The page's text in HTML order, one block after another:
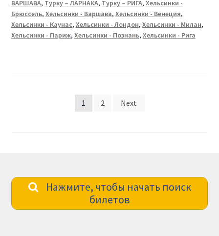
ВАРШАВА, Турку – ЛАРНАКА, Турку – РИГА, Хельсинки -
Брюссель, Хельсинки - Варшава, Хельсинки - Венеция,
Хельсинки - Каунас, Хельсинки - Лондон, Хельсинки - Милан,
Хельсинки - Париж, Хельсинки - Познань, Хельсинки - Рига
1 2 Next
Нажмите, чтобы начать поиск
билетов